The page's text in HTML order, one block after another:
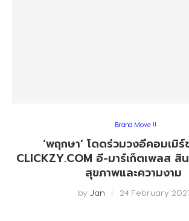
Brand Move !!
‘พฤกษา’​ โดดร่วมวงอีคอมเมิ
CLICKZY.COM อี-มาร์เก็ตเพลส
สุขภาพและความงาม
by Jan 24 February